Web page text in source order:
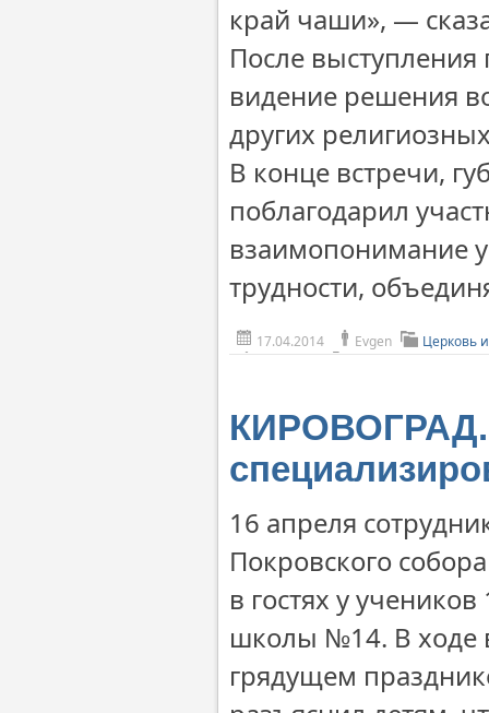
край чаши», —
После
видение решения
других
В конце встречи,
поблагодарил
взаимопонимание
трудности,
17.04.2014 Evgen Церковь
КИРОВОГРАД.
16 апреля
Покровского
в гостях у
школы №14. В ходе
грядущем